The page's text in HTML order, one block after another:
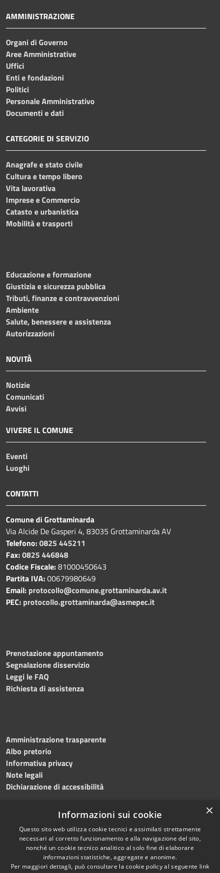
AMMINISTRAZIONE
Organi di Governo
Aree Amministrative
Uffici
Enti e fondazioni
Politici
Personale Amministrativo
Documenti e dati
CATEGORIE DI SERVIZIO
Anagrafe e stato civile
Cultura e tempo libero
Vita lavorativa
Imprese e Commercio
Catasto e urbanistica
Mobilità e trasporti
Educazione e formazione
Giustizia e sicurezza pubblica
Tributi, finanze e contravvenzioni
Ambiente
Salute, benessere e assistenza
Autorizzazioni
NOVITÀ
Notizie
Comunicati
Avvisi
VIVERE IL COMUNE
Eventi
Luoghi
CONTATTI
Comune di Grottaminarda
Via Alcide De Gasperi 4, 83035 Grottaminarda AV
Telefono:0825 445211
Fax:0825 446848
Codice Fiscale:81000450643
Partita IVA:00679980649
Email: protocollo@comune.grottaminarda.av.it
PEC: protocollo.grottaminarda@asmepec.it
Prenotazione appuntamento
Segnalazione disservizio
Leggi le FAQ
Richiesta di assistenza
Amministrazione trasparente
Albo pretorio
Informativa privacy
Note legali
Dichiarazione di accessibilità
RSS
Accessibilità
Cookie
Copyright © 2024 •
Comune diGrottaminarda
• Powered byMunicipium
•Redazione
×
Informazioni sui cookie
Questo sito web utilizza cookie tecnici e assimilati strettamente
necessari al corretto funzionamento e alla navigazione del sito,
nonché un cookie tecnico analitico al solo fine di elaborare
informazioni statistiche, aggregate e anonime.
Per maggiori dettagli, può consultare la cookie policy al seguente link